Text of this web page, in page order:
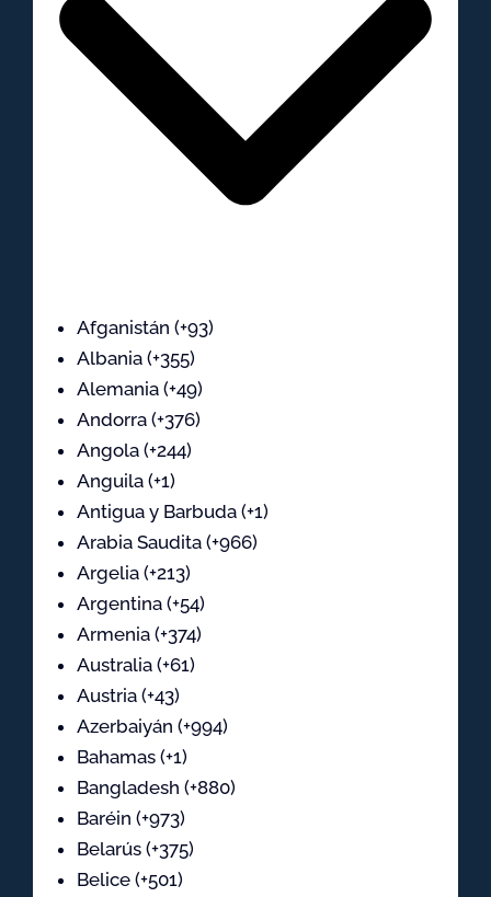
Afganistán (+93)
Albania (+355)
Alemania (+49)
Andorra (+376)
Angola (+244)
Anguila (+1)
Antigua y Barbuda (+1)
Arabia Saudita (+966)
Argelia (+213)
Argentina (+54)
Armenia (+374)
Australia (+61)
Austria (+43)
Azerbaiyán (+994)
Bahamas (+1)
Bangladesh (+880)
Baréin (+973)
Belarús (+375)
Belice (+501)